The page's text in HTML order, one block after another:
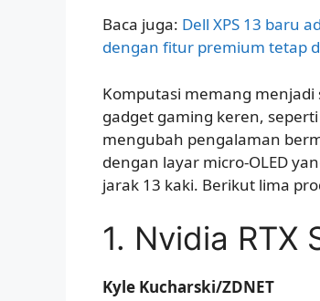
Baca juga: Dell XPS 13 baru
dengan fitur premium tetap
Komputasi memang
gadget gaming keren, seperti
mengubah pengalaman
dengan layar micro-OLED
jarak 13 kaki. Berikut lima
1. Nvidia RTX
Kyle Kucharski/ZDNET